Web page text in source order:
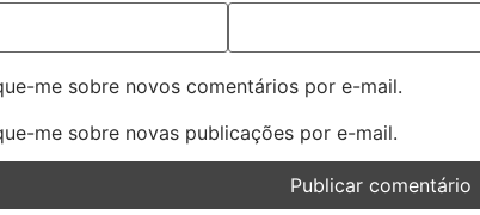
me sobre novos comentários por e-mail.
me sobre novas publicações por e-mail.